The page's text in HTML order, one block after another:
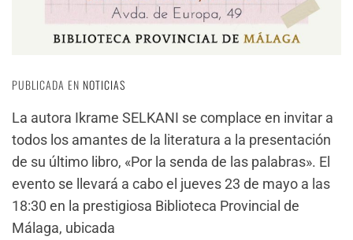
PUBLICADA EN NOTICIAS
La autora Ikrame SELKANI se complace en invitar a
todos los amantes de la literatura a la presentación
de su último libro, «Por la senda de las palabras». El
evento se llevará a cabo el jueves 23 de mayo a las
18:30 en la prestigiosa Biblioteca Provincial de
Málaga, ubicada